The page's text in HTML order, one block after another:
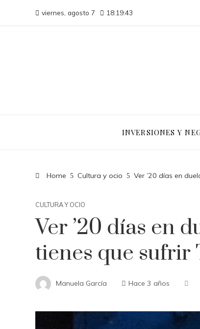
viernes, agosto 7 18:19:44
INVERSIONES Y
Home Cultura y ocio Ver ’20 días en
CULTURA Y OCIO
Ver ’20 días en
tienes que sufrir
Manuela García Hace 3 años